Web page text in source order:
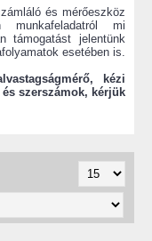
és mérőeszköz
munkafeladatról mi
támogatást jelentünk
esetében is.
kézi
szerszámok, kérjük